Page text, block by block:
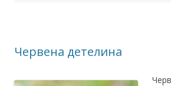
Червена детелина